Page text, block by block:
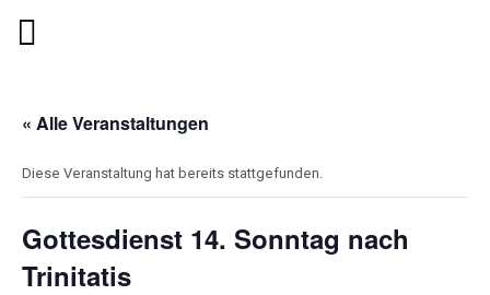
« Alle Veranstaltungen
Diese Veranstaltung hat bereits stattgefunden.
Gottesdienst 14. Sonntag nach
Trinitatis